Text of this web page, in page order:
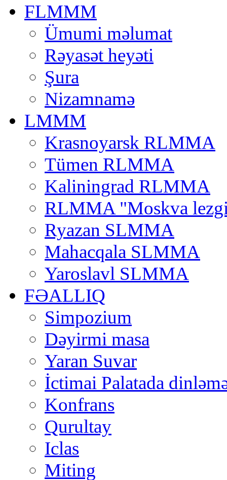
FLMMM
Ümumi məlumat
Rəyasət heyəti
Şura
Nizamnamə
LMMM
Krasnoyarsk RLMMA
Tümen RLMMA
Kaliningrad RLMMA
RLMMA "Moskva
Ryazan SLMMA
Mahacqala SLMMA
Yaroslavl SLMMA
FƏALLIQ
Simpozium
Dəyirmi masa
Yaran Suvar
İctimai Palatada
Konfrans
Qurultay
Iclas
Miting